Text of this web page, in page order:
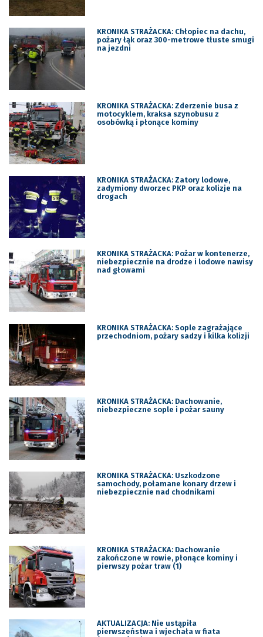
KRONIKA STRAŻACKA: Chłopiec na dachu,
pożary łąk oraz 300-metrowe tłuste smugi
na jezdni
KRONIKA STRAŻACKA: Zderzenie busa z
motocyklem, kraksa szynobusu z
osobówką i płonące kominy
KRONIKA STRAŻACKA: Zatory lodowe,
zadymiony dworzec PKP oraz kolizje na
drogach
KRONIKA STRAŻACKA: Pożar w kontenerze,
niebezpiecznie na drodze i lodowe nawisy
nad głowami
KRONIKA STRAŻACKA: Sople zagrażające
przechodniom, pożary sadzy i kilka kolizji
KRONIKA STRAŻACKA: Dachowanie,
niebezpieczne sople i pożar sauny
KRONIKA STRAŻACKA: Uszkodzone
samochody, połamane konary drzew i
niebezpiecznie nad chodnikami
KRONIKA STRAŻACKA: Dachowanie
zakończone w rowie, płonące kominy i
pierwszy pożar traw (1)
AKTUALIZACJA: Nie ustąpiła
pierwszeństwa i wjechała w fiata